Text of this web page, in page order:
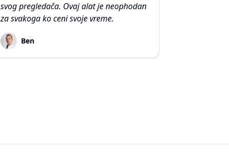
svog pregledača. Ovaj alat je neophodan
za svakoga ko ceni svoje vreme.
Ben